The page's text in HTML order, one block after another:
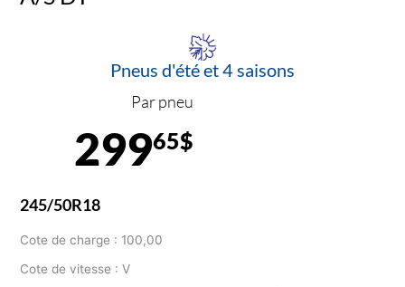
Pneus d'été et 4 saisons
Par pneu
29965$
245/50R18
Cote de charge : 100,00
Cote de vitesse : V